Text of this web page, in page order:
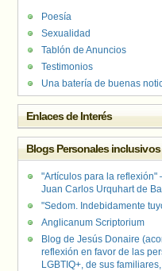
Poesía
Sexualidad
Tablón de Anuncios
Testimonios
Una batería de buenas
Enlaces de Interés
Blogs Personales inclusivos
"Artículos para la reflexión"
Juan Carlos Urquhart de
"Sedom. Indebidamente
Anglicanum Scriptorium
Blog de Jesús Donaire
reflexión en favor de las
LGBTIQ+, de sus